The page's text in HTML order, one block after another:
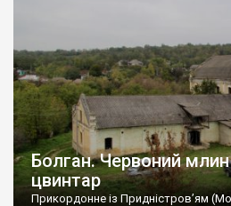
Болган. Червоний
цвинтар
Прикордонне із Придністров’ям